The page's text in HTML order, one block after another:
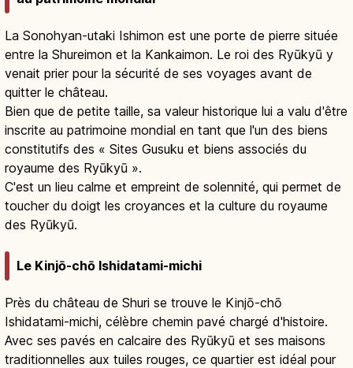
La Sonohyan-utaki Ishimon est une porte de pierre située
entre la Shureimon et la Kankaimon. Le roi des Ryūkyū y
venait prier pour la sécurité de ses voyages avant de
quitter le château.
Bien que de petite taille, sa valeur historique lui a valu d'être
inscrite au patrimoine mondial en tant que l'un des biens
constitutifs des « Sites Gusuku et biens associés du
royaume des Ryūkyū ».
C'est un lieu calme et empreint de solennité, qui permet de
toucher du doigt les croyances et la culture du royaume
des Ryūkyū.
Le Kinjō-chō Ishidatami-michi
Près du château de Shuri se trouve le Kinjō-chō
Ishidatami-michi, célèbre chemin pavé chargé d'histoire.
Avec ses pavés en calcaire des Ryūkyū et ses maisons
traditionnelles aux tuiles rouges, ce quartier est idéal pour